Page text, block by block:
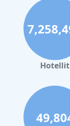
Hotellit